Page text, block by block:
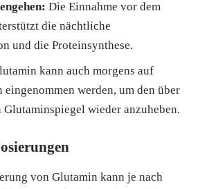
Die Einnahme vor dem
die nächtliche
und die Proteinsynthese.
kann auch morgens auf
eingenommen werden, um den über
Glutaminspiegel wieder anzuheben.
von Glutamin kann je nach